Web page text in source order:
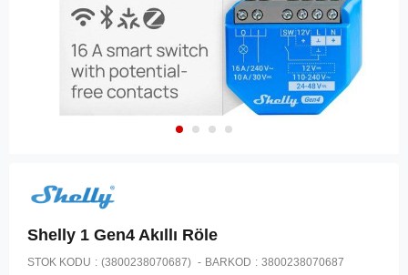
Shelly 1 Gen4 Akıllı Röle
STOK KODU (3800238070687) BARKOD : 3800238070687